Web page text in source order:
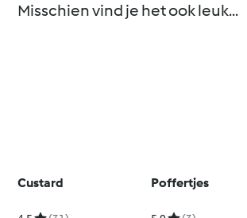
Misschien vind je het ook leuk...
Custard Poffertjes